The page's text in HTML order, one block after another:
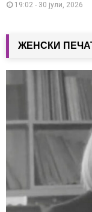
19:02 - 30 јули, 2026
ЖЕНСКИ